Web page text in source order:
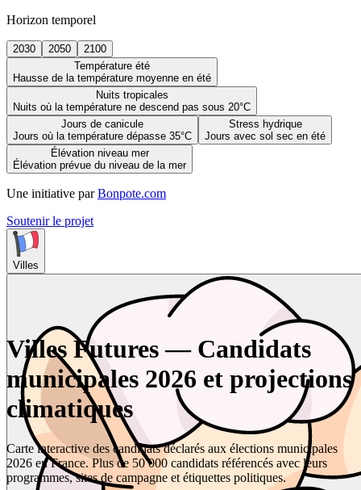
Horizon temporel
2030 2050
2100
Température été
Hausse de la température moyenne en été
Nuits tropicales
Nuits où la température ne descend pas sous 20°C
Jours de canicule
Jours où la température dépasse 35°C
Stress hydrique
Jours avec sol sec en été
Élévation niveau mer
Élévation prévue du niveau de la mer
Une initiative par Bonpote.com
Soutenir le projet
Villes
Villes Futures — Candidats
municipales 2026 et projections
climatiques
Carte interactive des candidats déclarés aux élections municipales
2026 en France. Plus de 50 000 candidats référencés avec leurs
programmes, sites de campagne et étiquettes politiques.